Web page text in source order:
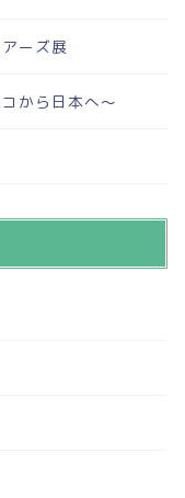
ーズ展
から日本へ～